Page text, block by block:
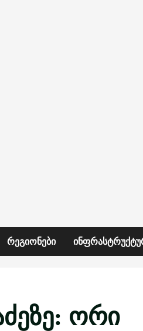
ᲠᲔᲒᲘᲝᲜᲔᲑᲘ
ორი